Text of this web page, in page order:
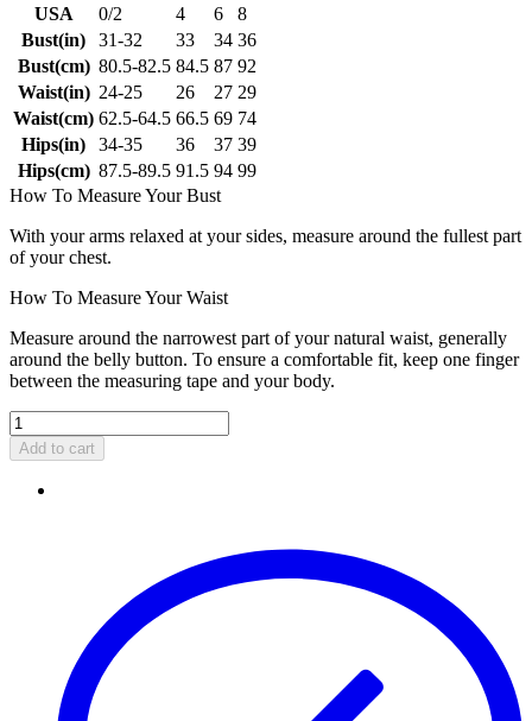
USA
0/2 4 6
8
Bust(in)
31-32 33 34 36
Bust(cm) 80.5-82.5 84.5 87 92
Waist(in) 24-25 26 27 29
Waist(cm) 62.5-64.5 66.5 69 74
Hips(in)
34-35 36 37 39
Hips(cm) 87.5-89.5 91.5 94 99
How To Measure Your Bust
With your arms relaxed at your sides, measure around the fullest part
of your chest.
How To Measure Your Waist
Measure around the narrowest part of your natural waist, generally
around the belly button. To ensure a comfortable fit, keep one finger
between the measuring tape and your body.
Add to cart